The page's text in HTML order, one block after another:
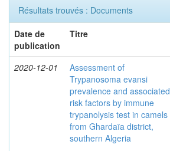
Résultats trouvés : Documents
Date de
publication
Titre
2020-12-01
Assessment of
Trypanosoma evansi
prevalence and associated
risk factors by immune
trypanolysis test in camels
from Ghardaïa district,
southern Algeria